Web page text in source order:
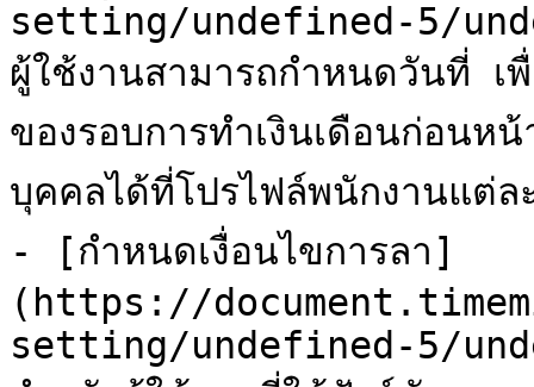
setting/undefined-5/
ผู้ใช้งานสามารถกำหนดวันที่ เ
ของรอบการทำเงินเดือนก่อนห
บุคคลได้ที่โปรไฟล์พนักงานแต่ล
- [กำหนดเงื่อนไขการลา]
(https://
setting/undefined-5/